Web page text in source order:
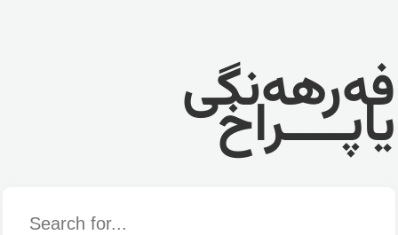
فەرهەنگی
یاپــــراخ
Word